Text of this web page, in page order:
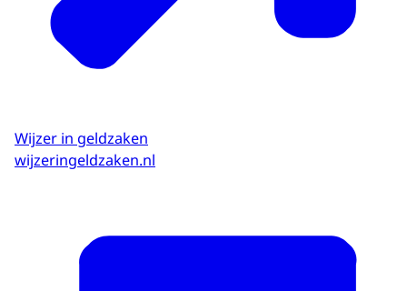
Wijzer in geldzaken
wijzeringeldzaken.nl